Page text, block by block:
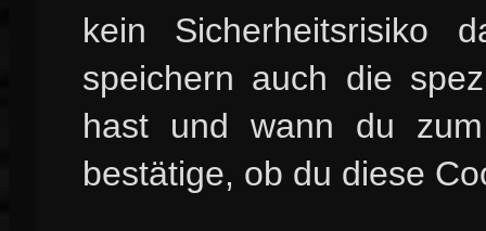
kein Sicherheitsrisiko
speichern auch die
hast und wann du
bestätige, ob du diese